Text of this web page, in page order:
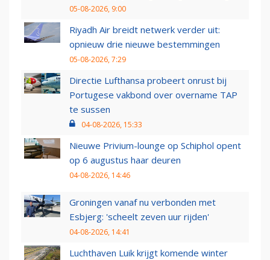
05-08-2026, 9:00
Riyadh Air breidt netwerk verder uit:
opnieuw drie nieuwe bestemmingen
05-08-2026, 7:29
Directie Lufthansa probeert onrust bij
Portugese vakbond over overname TAP
te sussen
04-08-2026, 15:33
Nieuwe Privium-lounge op Schiphol opent
op 6 augustus haar deuren
04-08-2026, 14:46
Groningen vanaf nu verbonden met
Esbjerg: 'scheelt zeven uur rijden'
04-08-2026, 14:41
Luchthaven Luik krijgt komende winter